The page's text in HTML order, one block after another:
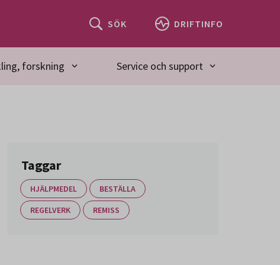
SÖK DRIFTINFO
forskning Service och support
Taggar
HJÄLPMEDEL
BESTÄLLA
REGELVERK
REMISS